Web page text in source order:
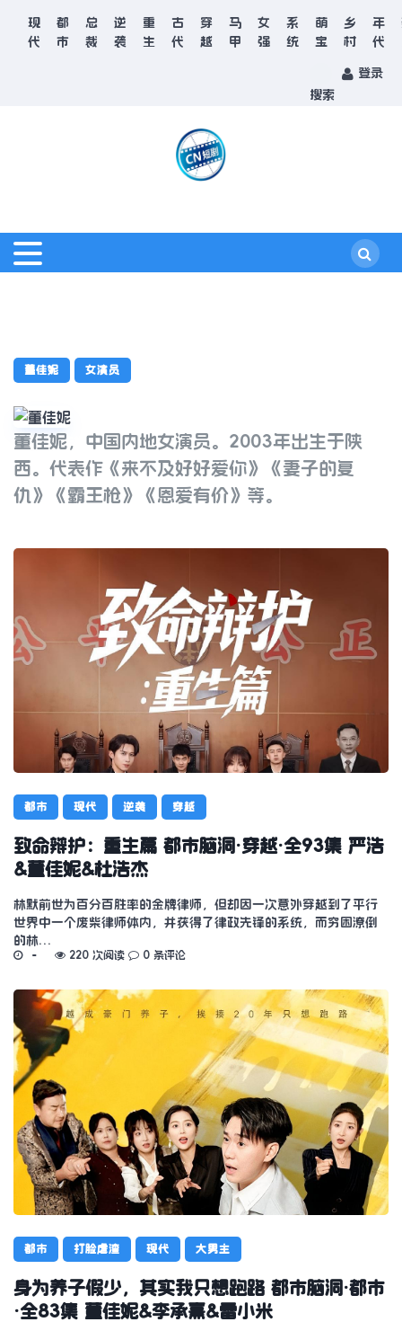
现
代
都
市
总
裁
逆
袭
重
生
古
代
穿
越
马
甲
女
强
系
统
萌
宝
乡
村
年
代
搜索
登录
董佳妮 女演员
董佳妮
董佳妮，中国内地女演员。2003年出生于陕
西。代表作《来不及好好爱你》《妻子的复
仇》《霸王枪》《恩爱有价》等。
都市 现代 逆袭 穿越
致命辩护：重生篇 都市脑洞·穿越·全93集 严浩
&董佳妮&杜浩杰
林默前世为百分百胜率的金牌律师，但却因一次意外穿越到了平行
世界中一个废柴律师体内，并获得了律政先锋的系统，而穷困潦倒
的林…
220 次阅读 0 条评论
都市 打脸虐渣 现代 大男主
身为养子假少，其实我只想跑路 都市脑洞·都市
·全83集 董佳妮&李承熹&雷小米